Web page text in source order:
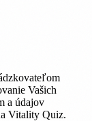
Vašich
a údajov
Vitality Quiz.